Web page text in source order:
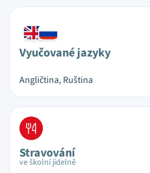
Vyučované jazyky
Angličtina, Ruština
Stravování
ve školní jídelně